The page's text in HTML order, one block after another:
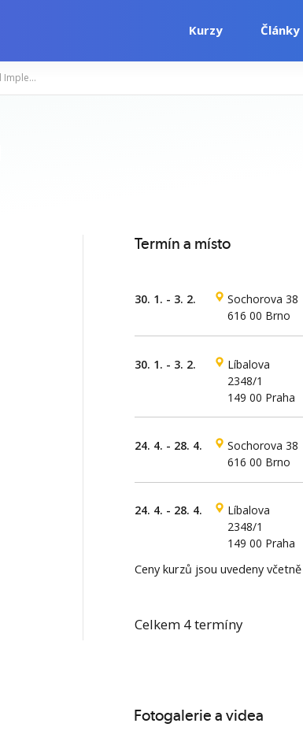
Kurzy Články
Počítačové kurzy
PECB Certified ISO/IEC 27001 Lead Implementer
Termín a místo
30. 1. - 3. 2.
Sochorova 38
616 00 Brno
30. 1. - 3. 2.
Líbalova
2348/1
149 00 Praha
24. 4. - 28. 4.
Sochorova 38
616 00 Brno
24. 4. - 28. 4.
Líbalova
2348/1
149 00 Praha
Ceny kurzů jsou uvedeny
Celkem 4 termíny
Fotogalerie a videa